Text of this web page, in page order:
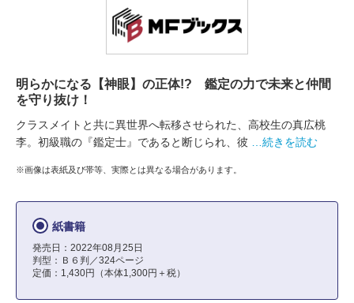
明らかになる【神眼】の正体!? 鑑定の力で未来と仲間
を守り抜け！
クラスメイトと共に異世界へ転移させられた、高校生の真広桃
李。初級職の『鑑定士』であると断じられ、彼
…続きを読む
※画像は表紙及び帯等、実際とは異なる場合があります。
紙書籍
発売日：2022年08月25日
判型：Ｂ６判／324ページ
定価：1,430円（本体1,300円＋税）